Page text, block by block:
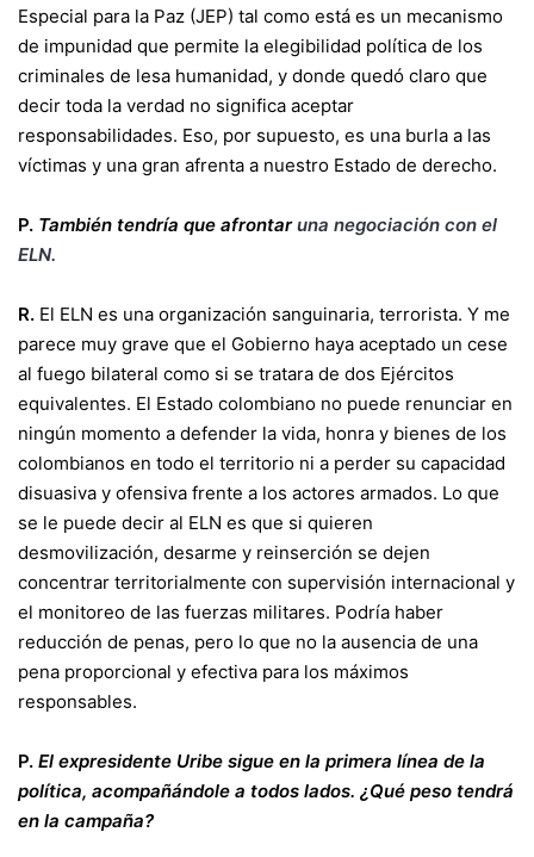
Especial para la Paz (JEP) tal como está es un mecanismo
de impunidad que permite la elegibilidad política de los
criminales de lesa humanidad, y donde quedó claro que
decir toda la verdad no significa aceptar
responsabilidades. Eso, por supuesto, es una burla a las
víctimas y una gran afrenta a nuestro Estado de derecho.
P. También tendría que afrontaruna negociación con el
ELN.
R. El ELN es una organización sanguinaria, terrorista. Y me
parece muy grave que el Gobierno haya aceptado un cese
al fuego bilateral como si se tratara de dos Ejércitos
equivalentes. El Estado colombiano no puede renunciar en
ningún momento a defender la vida, honra y bienes de los
colombianos en todo el territorio ni a perder su capacidad
disuasiva y ofensiva frente a los actores armados. Lo que
se le puede decir al ELN es que si quieren
desmovilización, desarme y reinserción se dejen
concentrar territorialmente con supervisión internacional y
el monitoreo de las fuerzas militares. Podría haber
reducción de penas, pero lo que no la ausencia de una
pena proporcional y efectiva para los máximos
responsables.
P. El expresidente Uribe sigue en la primera línea de la
política, acompañándole a todos lados. ¿Qué peso tendrá
en la campaña?